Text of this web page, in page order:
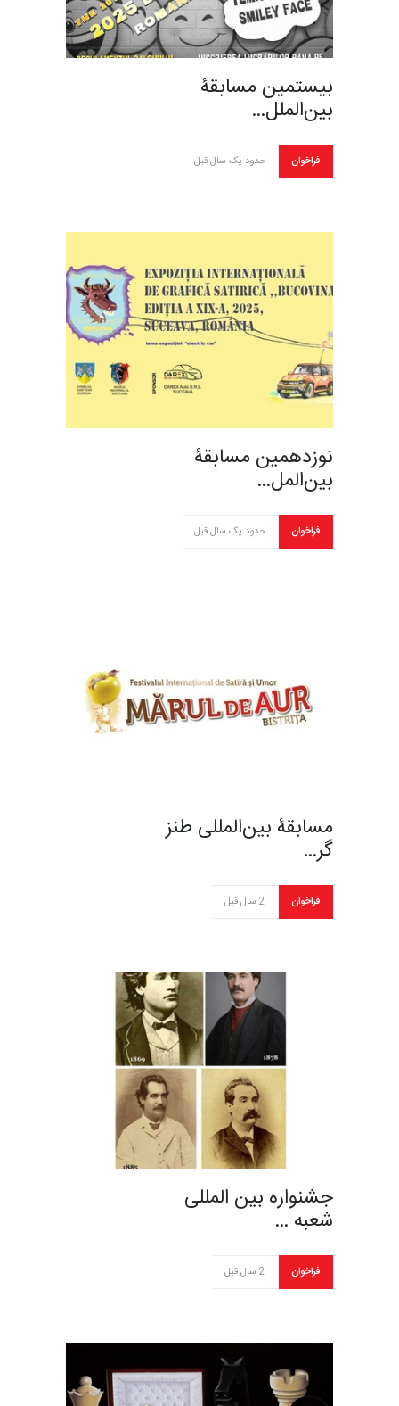
بیستمین مسابقۀ
بین‌الملل…
فراخوان حدود یک سال قبل
نوزدهمین مسابقۀ
بین‌المل…
فراخوان حدود یک سال قبل
مسابقۀ بین‌المللی طنز
گر…
فراخوان 2 سال قبل
جشنواره بین المللی
شعبه …
فراخوان 2 سال قبل